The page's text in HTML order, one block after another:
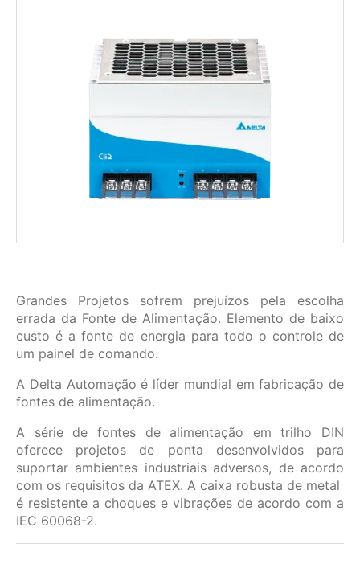
Grandes Projetos sofrem prejuízos pela escolha
errada da Fonte de Alimentação. Elemento de baixo
custo é a fonte de energia para todo o controle de
um painel de comando.
A Delta Automação é líder mundial em fabricação de
fontes de alimentação.
A série de fontes de alimentação em trilho DIN
oferece projetos de ponta desenvolvidos para
suportar ambientes industriais adversos, de acordo
com os requisitos da ATEX. A caixa robusta de metal
é resistente a choques e vibrações de acordo com a
IEC 60068-2.